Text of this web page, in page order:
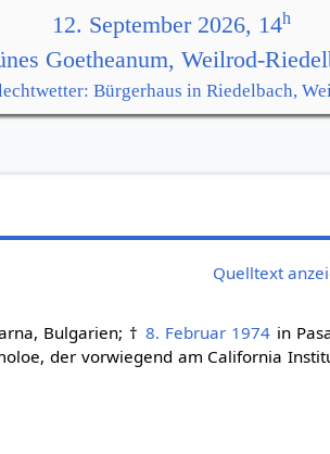
12. September 2026, 14h
Goetheanum, Weilrod-
Bürgerhaus in Riedelbach,
Quelltext
Bulgarien; † 8. Februar 1974 in
der vorwiegend am California